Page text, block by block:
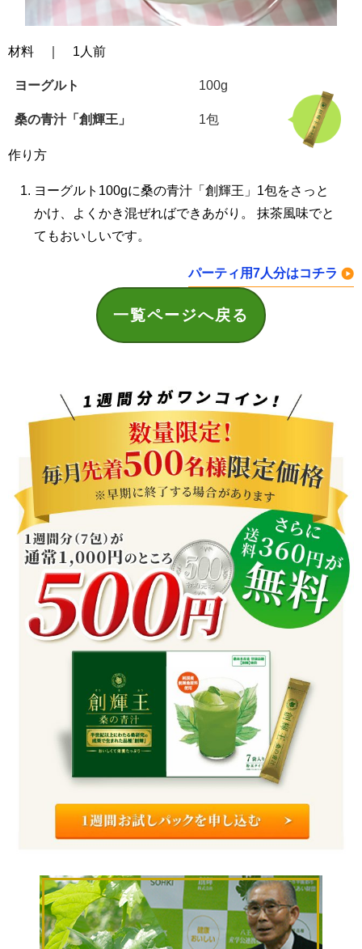
材料 ｜ 1人前
ヨーグルト 100g
桑の青汁「創輝王」 1包
作り方
ヨーグルト100gに桑の青汁「創輝王」1包をさっと
かけ、よくかき混ぜればできあがり。 抹茶風味でと
てもおいしいです。
パーティ用7人分はコチラ
一覧ページへ戻る